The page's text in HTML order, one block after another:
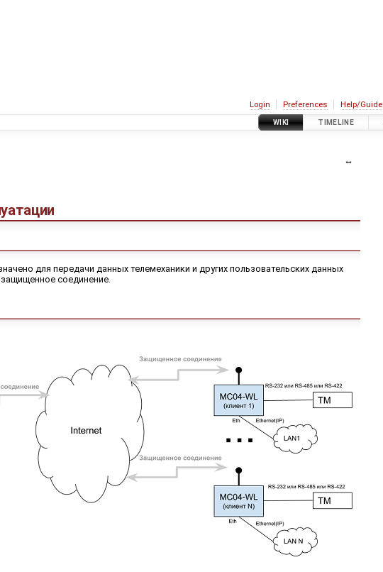
Login Preferences Help/Guide
WIKI TIMELINE
для передачи данных телемеханики и других пользовательских данных
защищенное соединение.